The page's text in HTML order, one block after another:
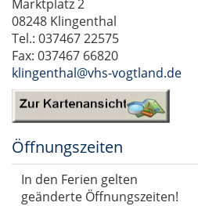
Marktplatz 2
08248 Klingenthal
Tel.: 037467 22575
Fax: 037467 66820
klingenthal@vhs-vogtland.de
Öffnungszeiten
In den Ferien gelten
geänderte Öffnungszeiten!